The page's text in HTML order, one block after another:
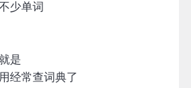
少单词
是
经常查词典了